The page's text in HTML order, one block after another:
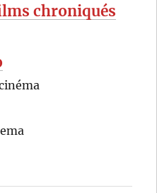
chroniqués